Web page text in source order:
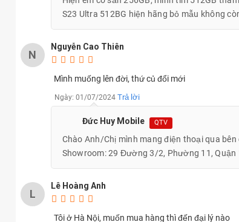
Đặc biệt là cảm biến camera chính nâng lên độ phân
S23 Ultra 512BG hiện hãng bỏ mẫu không
N
Nguyễn Cao Thiên
Mình muống lên đời, thứ củ đổi mới
Ngày: 01/07/2024 Trả lời
Đức Huy Mobile QTV
Chào Anh/Chị mình mang điện thoại qua
Showroom: 29 Đường 3/2, Phường 11, Quận
L
Lê Hoàng Anh
Tôi ở Hà Nội, muốn mua hàng thì đến đại lý nào